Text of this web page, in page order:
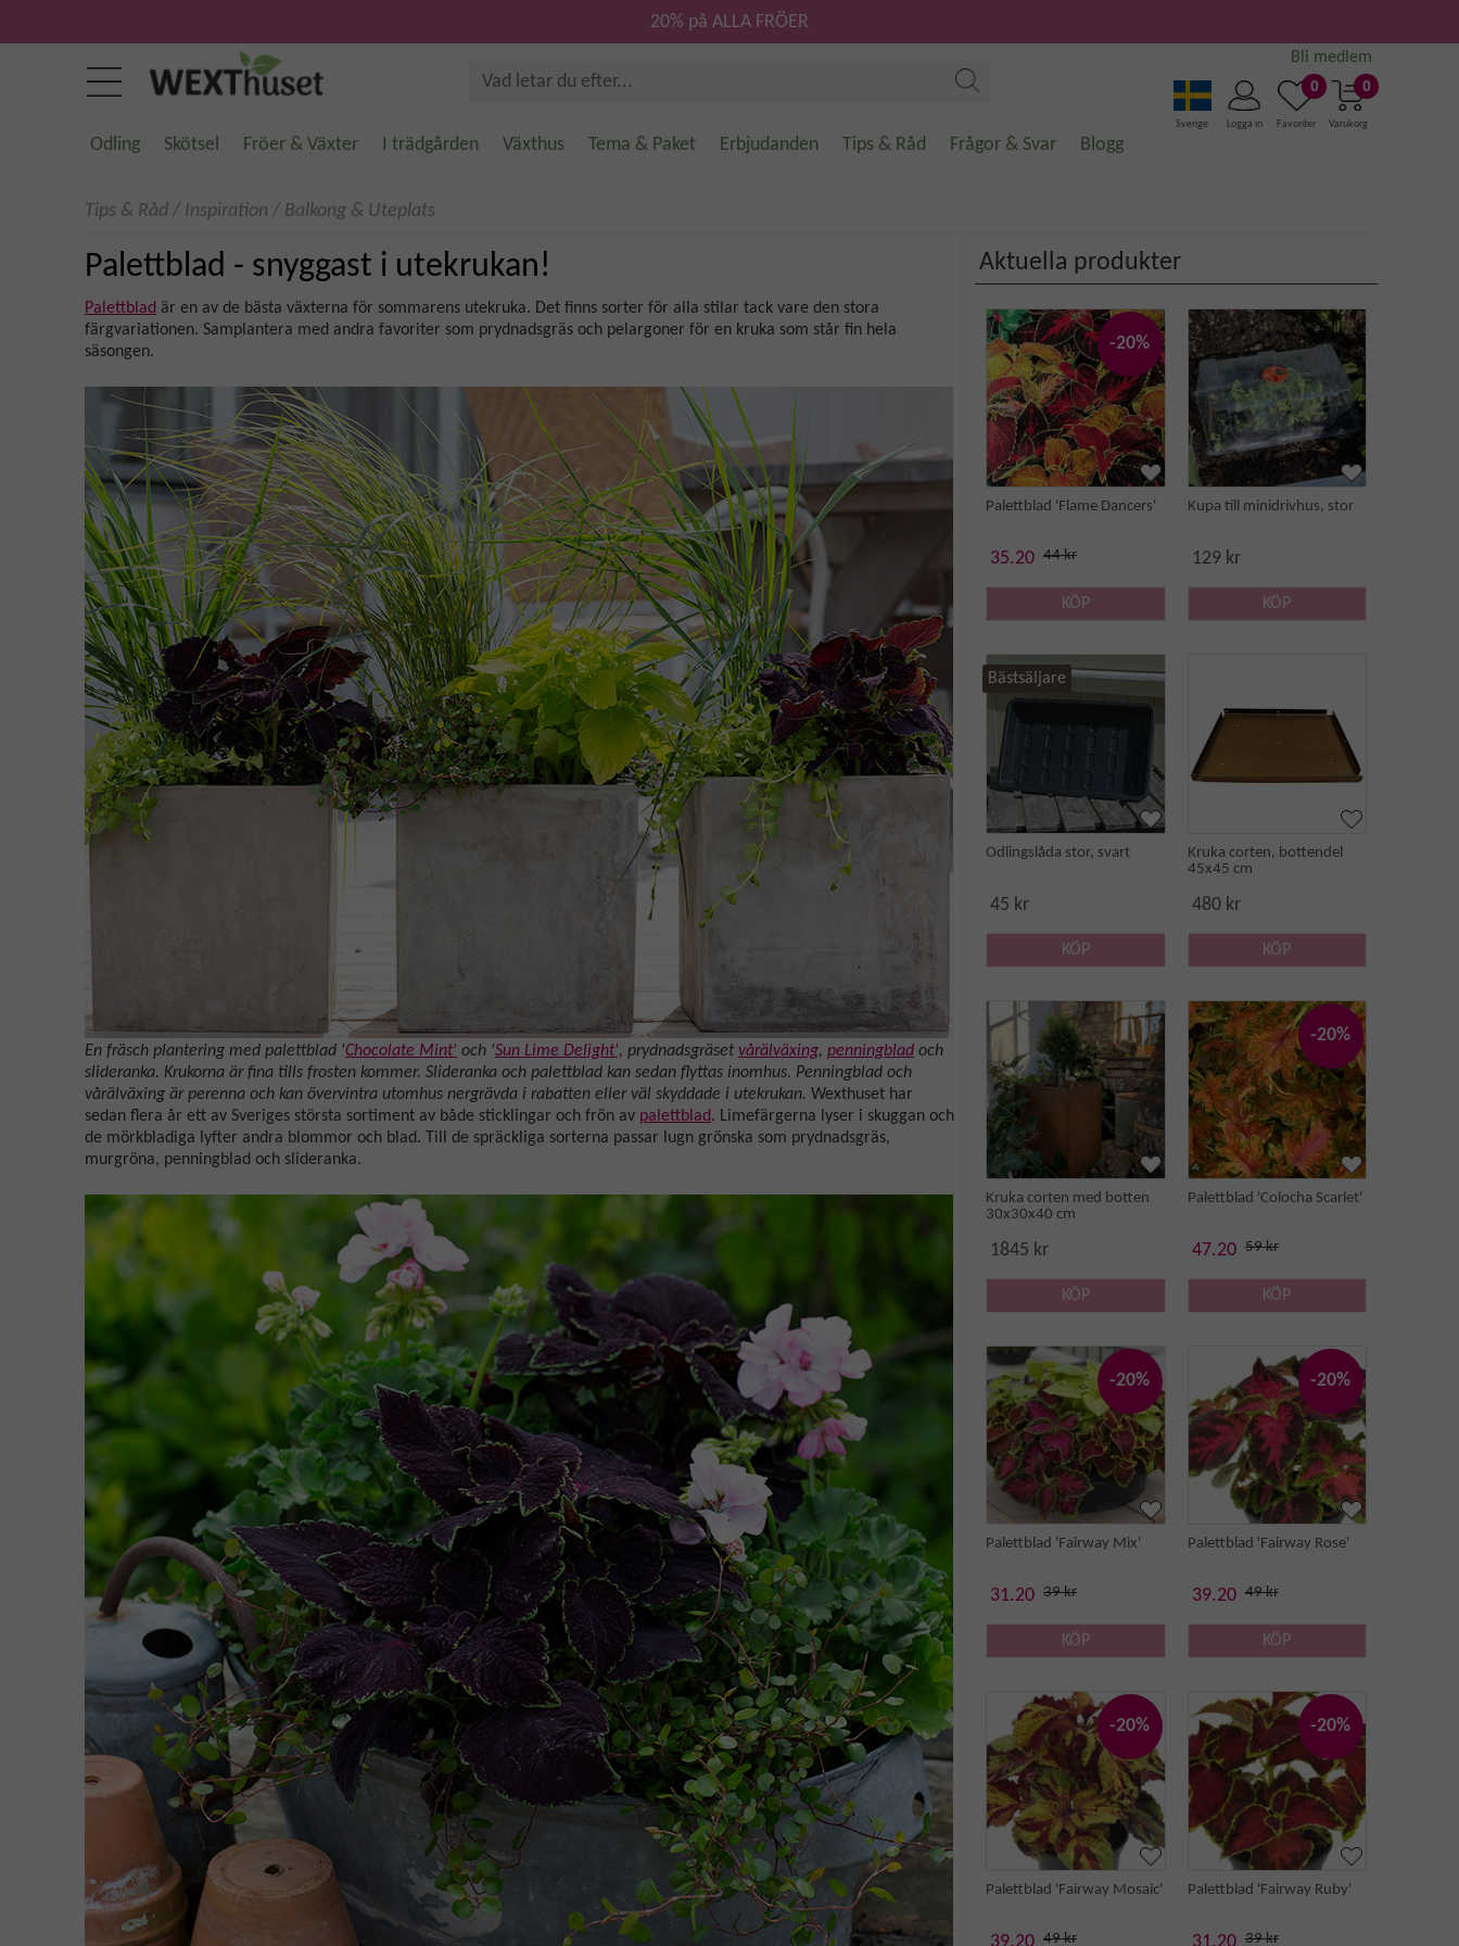
0
Varukorg
0
Favoriter
Logga in
Sverige
Bli medlem
20% på ALLA FRÖER
Odling Skötsel Fröer & Växter I trädgården Växthus Tema & Paket Erbjudanden Tips & Råd Frågor & Svar Blogg
Tips & Råd / Inspiration / Balkong & Uteplats
Palettblad - snyggast i utekrukan!
Palettblad är en av de bästa växterna för sommarens utekruka. Det finns sorter för alla stilar tack vare den stora
färgvariationen. Samplantera med andra favoriter som prydnadsgräs och pelargoner för en kruka som står fin hela
säsongen.
En fräsch plantering med palettblad 'Chocolate Mint' och 'Sun Lime Delight', prydnadsgräsetvårälväxing, penningblad och
slideranka. Krukorna är fina tills frosten kommer. Slideranka och palettblad kan sedan flyttas inomhus. Penningblad och
vårälväxing är perenna och kan övervintra utomhus nergrävda i rabatten eller väl skyddade i utekrukan. Wexthuset har
sedan flera år ett av Sveriges största sortiment av både sticklingar och frön av palettblad. Limefärgerna lyser i skuggan och
de mörkbladiga lyfter andra blommor och blad. Till de spräckliga sorterna passar lugn grönska som prydnadsgräs,
murgröna, penningblad och slideranka.
Aktuella produkter
-20%
Palettblad 'Flame Dancers'
35.20 44 kr
KÖP
Kupa till minidrivhus, stor
129 kr
KÖP
Bästsäljare
Odlingslåda stor, svart
45 kr
KÖP
Kruka corten, bottendel
45x45 cm
480 kr
KÖP
Kruka corten med botten
30x30x40 cm
1845 kr
KÖP
-20%
Palettblad 'Colocha Scarlet'
47.20 59 kr
KÖP
-20%
Palettblad 'Fairway Mix'
31.20 39 kr
KÖP
-20%
Palettblad 'Fairway Rose'
39.20 49 kr
KÖP
-20%
Palettblad 'Fairway Mosaic'
49 kr
-20%
Palettblad 'Fairway Ruby'
39 kr